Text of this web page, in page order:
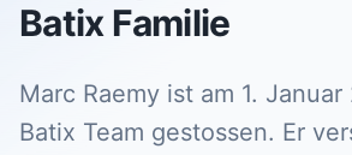
Batix Familie
Marc Raemy ist am 1. Januar
Batix Team gestossen. Er